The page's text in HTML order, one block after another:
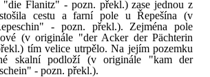
Flanitz" - pozn. překl.) zase jednou z
cestu a farní pole u Řepešína (v
- pozn. překl.). Zejména pole
(v originále "der Acker der Pächterin
tím velice utrpělo. Na jejím pozemku
skalní podloží (v originále "kam der
- pozn. překl.).